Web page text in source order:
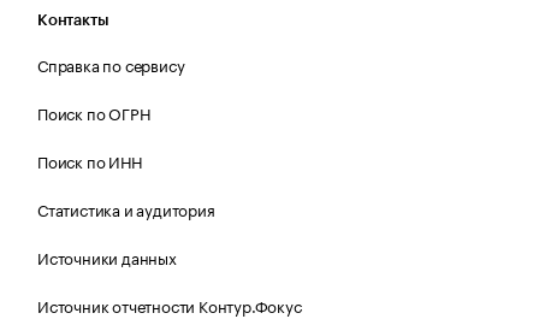
Контакты
Справка по сервису
Поиск по ОГРН
Поиск по ИНН
Статистика и аудитория
Источники данных
Источник отчетности Контур.Фокус